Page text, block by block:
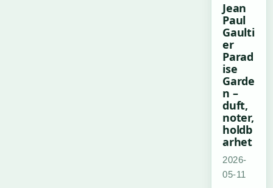
Jean
Paul
Gaulti
er
Parad
ise
Garde
n –
duft,
noter,
holdb
arhet
2026-
05-11